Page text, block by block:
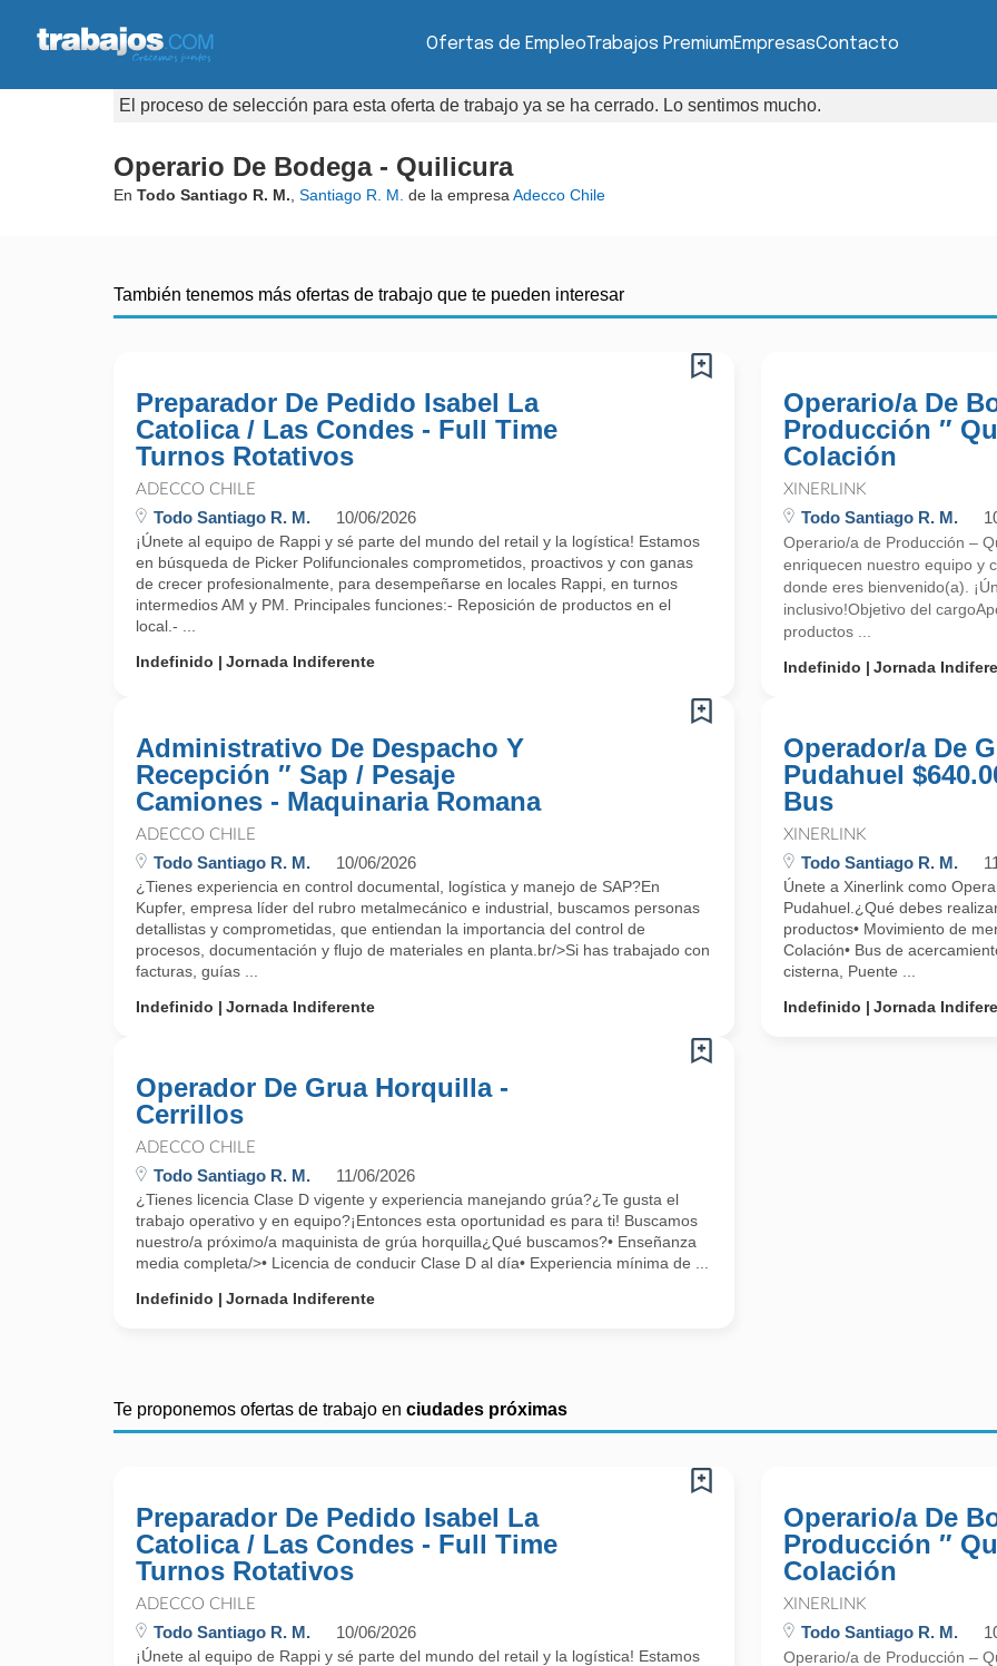
Ofertas de EmpleoTrabajos PremiumEmpresasContacto
El proceso de selección para esta oferta de trabajo ya se ha cerrado. Lo sentimos mucho.
Operario De Bodega - Quilicura
En Todo Santiago R. M. Santiago R. M. de la empresa Adecco Chile
También tenemos más ofertas de trabajo que te pueden interesar
Preparador De Pedido Isabel La
Catolica / Las Condes - Full Time
Turnos Rotativos
ADECCO CHILE
Todo Santiago R. M. 10/06/2026
¡Únete al equipo de Rappi y sé parte del mundo del retail y la logística! Estamos
en búsqueda de Picker Polifuncionales comprometidos, proactivos y con ganas
de crecer profesionalmente, para desempeñarse en locales Rappi, en turnos
intermedios AM y PM. Principales funciones:- Reposición de productos en el
local.- ...
Indefinido
Jornada Indiferente
Operario/a De
Producción ″
Colación
XINERLINK
Todo Santiago R. M.
Operario/a de Producción –
enriquecen nuestro equipo y
donde eres bienvenido(a).
inclusivo!Objetivo del
productos ...
Indefinido
Jornada
Administrativo De Despacho Y
Recepción ″ Sap / Pesaje
Camiones - Maquinaria Romana
ADECCO CHILE
Todo Santiago R. M. 10/06/2026
¿Tienes experiencia en control documental, logística y manejo de SAP?En
Kupfer, empresa líder del rubro metalmecánico e industrial, buscamos personas
detallistas y comprometidas, que entiendan la importancia del control de
procesos, documentación y flujo de materiales en planta.br/>Si has trabajado con
facturas, guías ...
Indefinido
Jornada Indiferente
Operador/a De
Pudahuel
Bus
XINERLINK
Todo Santiago R. M.
Únete a Xinerlink como
Pudahuel.¿Qué debes
productos• Movimiento de
Colación• Bus de
cisterna, Puente ...
Indefinido
Jornada
Operador De Grua Horquilla -
Cerrillos
ADECCO CHILE
Todo Santiago R. M. 11/06/2026
¿Tienes licencia Clase D vigente y experiencia manejando grúa?¿Te gusta el
trabajo operativo y en equipo?¡Entonces esta oportunidad es para ti! Buscamos
nuestro/a próximo/a maquinista de grúa horquilla¿Qué buscamos?• Enseñanza
media completa/>• Licencia de conducir Clase D al día• Experiencia mínima de ...
Indefinido
Jornada Indiferente
Te proponemos ofertas de trabajo en ciudades próximas
Preparador De Pedido Isabel La
Catolica / Las Condes - Full Time
Turnos Rotativos
ADECCO CHILE
Todo Santiago R. M. 10/06/2026
¡Únete al equipo de Rappi y sé parte del mundo del retail y la logística! Estamos
Operario/a De
Producción ″
Colación
XINERLINK
Todo Santiago R. M.
Operario/a de Producción –